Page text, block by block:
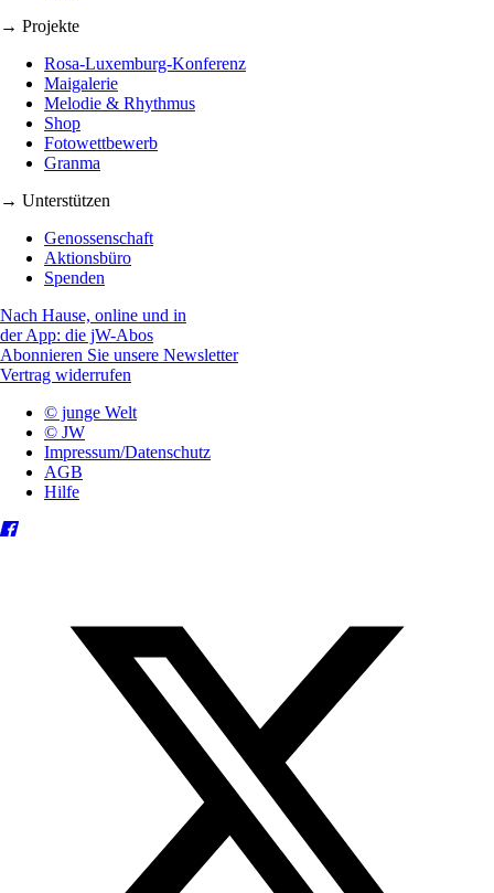
→ Projekte
Rosa-Luxemburg-Konferenz
Maigalerie
Melodie & Rhythmus
Shop
Fotowettbewerb
Granma
→ Unterstützen
Genossenschaft
Aktionsbüro
Spenden
Nach Hause, online und in
der App: die jW-Abos
Abonnieren Sie unsere Newsletter
Vertrag widerrufen
© junge Welt
© JW
Impressum/Datenschutz
AGB
Hilfe